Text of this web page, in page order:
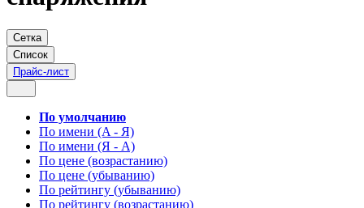
Сетка
Список
Прайс-лист
По умолчанию
По имени (A - Я)
По имени (Я - A)
По цене (возрастанию)
По цене (убыванию)
По рейтингу (убыванию)
По рейтингу (возрастанию)